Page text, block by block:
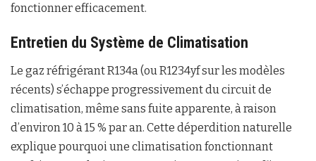
fonctionner efficacement.
Entretien du Système de Climatisation
Le gaz réfrigérant R134a (ou R1234yf sur les modèles
récents) s’échappe progressivement du circuit de
climatisation, même sans fuite apparente, à raison
d’environ 10 à 15 % par an. Cette déperdition naturelle
explique pourquoi une climatisation fonctionnant